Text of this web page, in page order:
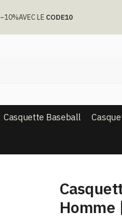
–10%AVEC LE CODE10
Casquette Baseball
Homme​